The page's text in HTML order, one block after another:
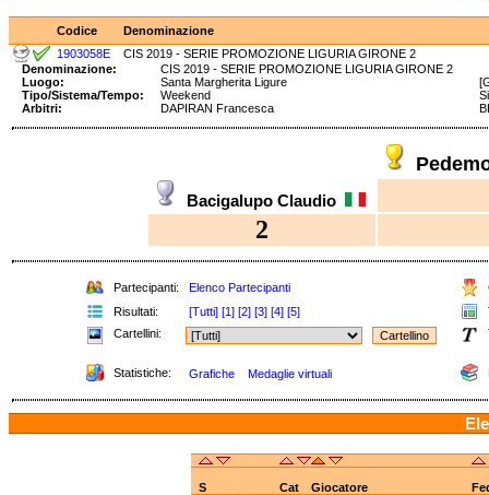
Codice
Denominazione
1903058E
CIS 2019 - SERIE PROMOZIONE LIGURIA GIRONE 2
Denominazione:
CIS 2019 - SERIE PROMOZIONE LIGURIA GIRONE 2
Luogo:
Santa Margherita Ligure
Tipo/Sistema/Tempo:
Weekend
Arbitri:
DAPIRAN Francesca
Bacigalupo Claudio
2
Partecipanti: Elenco Partecipanti
Risultati:
[Tutti] [1] [2] [3] [4] [5]
Cartellini:
Statistiche: Grafiche Medaglie virtuali
S Cat Giocatore